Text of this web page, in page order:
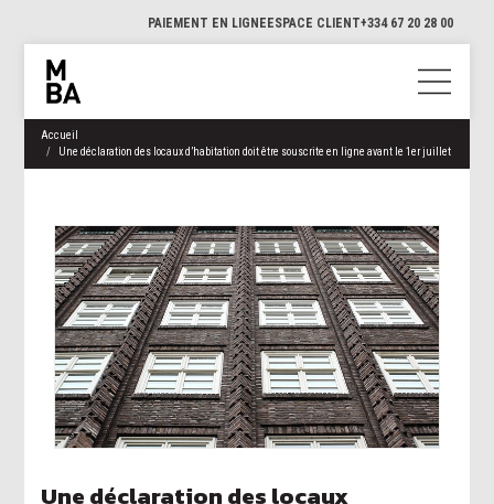
PAIEMENT EN LIGNEESPACE CLIENT+334 67 20 28 00
Accueil
Une déclaration des locaux d’habitation doit être souscrite en ligne avant le 1er juillet
Une déclaration des locaux